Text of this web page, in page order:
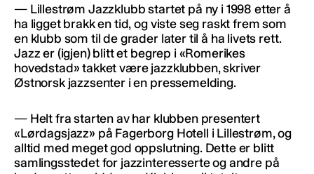
— Lillestrøm Jazzklubb startet på ny i 1998 etter å
ha ligget brakk en tid, og viste seg raskt frem som
en klubb som til de grader later til å ha livets rett.
Jazz er (igjen) blitt et begrep i «Romerikes
hovedstad» takket være jazzklubben, skriver
Østnorsk jazzsenter i en pressemelding.
— Helt fra starten av har klubben presentert
«Lørdagsjazz» på Fagerborg Hotell i Lillestrøm, og
alltid med meget god oppslutning. Dette er blitt
samlingsstedet for jazzinteresserte og andre på